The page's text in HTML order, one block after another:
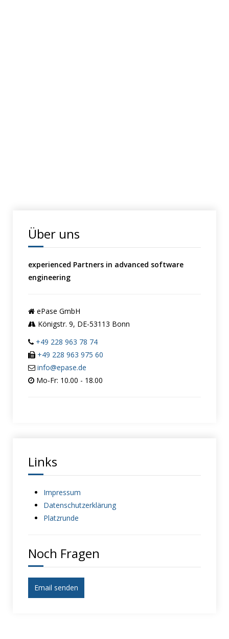
Über uns
experienced Partners in advanced software
engineering
ePase GmbH
Königstr. 9, DE-53113 Bonn
+49 228 963 78 74
+49 228 963 975 60
info@epase.de
Mo-Fr: 10.00 - 18.00
Links
Impressum
Datenschutzerklärung
Platzrunde
Noch Fragen
Email senden